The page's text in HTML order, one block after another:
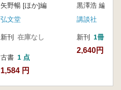
矢野暢 [ほか]編
弘文堂
新刊 在庫なし
古書 1 点
1,584 円
黒澤浩 編著
講談社
新刊 1冊
2,640円